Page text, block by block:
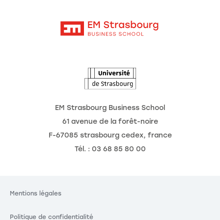
EM Strasbourg Business School
61 avenue de la forêt-noire
F-67085 strasbourg cedex, france
Tél. : 03 68 85 80 00
Mentions légales
Politique de confidentialité